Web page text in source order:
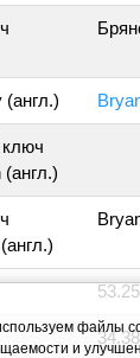
файлы
и